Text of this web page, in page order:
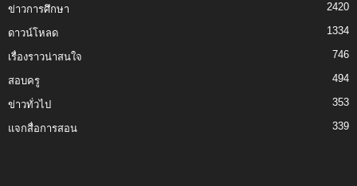
ข่าวการศึกษา 2420
ดาวน์โหลด 1334
เรื่องราวน่าสนใจ 746
สอบครู 494
ข่าวทั่วไป 353
แจกสื่อการสอน 339